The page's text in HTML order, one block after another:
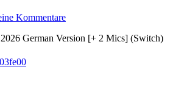
Kommentare
German Version [+ 2 Mics] (Switch)